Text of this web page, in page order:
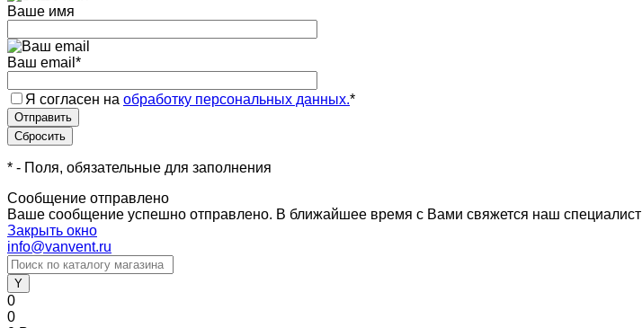
Ваше имя
Ваш email *
Я согласен на обработку персональных данных.*
* - Поля, обязательные для заполнения
Сообщение отправлено
Ваше сообщение успешно отправлено. В ближайшее время с Вами свяжется наш специалист
Закрыть окно
info@vanvent.ru
0
0